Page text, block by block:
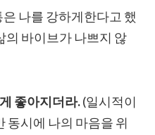
나를 강하게한다고 했
의 바이브가 나쁘지 않
좋아지더라.(일시적이
동시에 나의 마음을 위